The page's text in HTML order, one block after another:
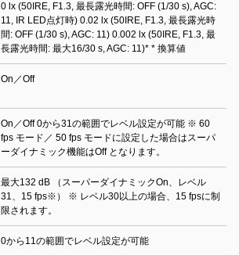
0 lx (50IRE, F1.3, 最長露光時間: OFF (1/30 s), AGC:
11, IR LED点灯時) 0.02 lx (50IRE, F1.3, 最長露光時
間: OFF (1/30 s), AGC: 11) 0.002 lx (50IRE, F1.3, 最
長露光時間: 最大16/30 s, AGC: 11)* * 換算値
On／Off
On／Off 0から31の範囲でレベル設定が可能 ※ 60
fps モード／ 50 fps モードに設定した場合はスーパ
ーダイナミック機能はOff となります。
最大132 dB （スーパーダイナミックOn、レベル
31、15 fps※） ※ レベル30以上の場合、15 fpsに制
限されます。
0から11の範囲でレベル設定が可能